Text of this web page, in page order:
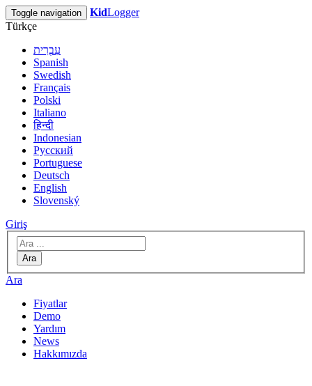
Toggle navigation KidLogger
Türkçe
עִבְרִית
Spanish
Swedish
Français
Polski
Italiano
हिन्दी
Indonesian
Русский
Portuguese
Deutsch
English
Slovenský
Giriş
Ara
Ara
Fiyatlar
Demo
Yardım
News
Hakkımızda